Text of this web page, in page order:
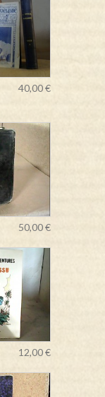
40,00 €
50,00 €
12,00 €